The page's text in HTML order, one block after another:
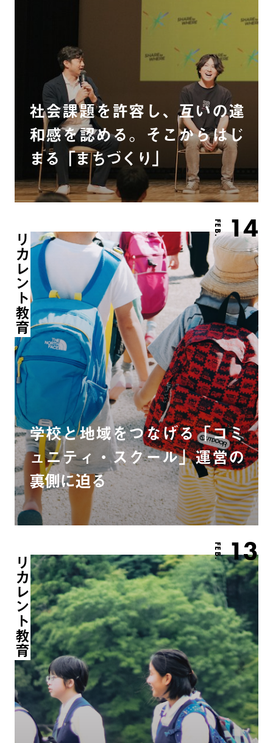
社会課題を許容し、互いの違
和感を認める。そこからはじ
まる「まちづくり」
FEB. 14
リカレント教育
学校と地域をつなげる「コミ
ュニティ・スクール」運営の
裏側に迫る
FEB. 13
リカレント教育